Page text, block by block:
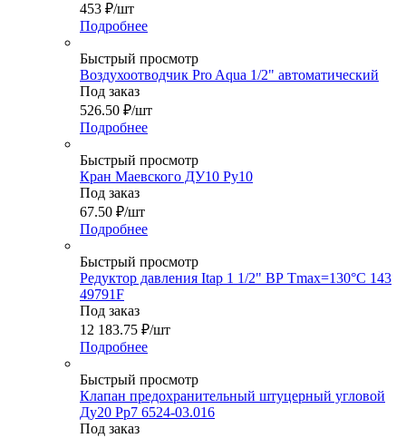
453 ₽/шт
Подробнее
Быстрый просмотр
Воздухоотводчик Pro Aqua 1/2" автоматический
Под заказ
526.50 ₽/шт
Подробнее
Быстрый просмотр
Кран Маевского ДУ10 Ру10
Под заказ
67.50 ₽/шт
Подробнее
Быстрый просмотр
Редуктор давления Itap 1 1/2" ВР Tmax=130°С 143
49791F
Под заказ
12 183.75 ₽/шт
Подробнее
Быстрый просмотр
Клапан предохранительный штуцерный угловой
Ду20 Рр7 6524-03.016
Под заказ